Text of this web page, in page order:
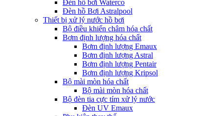
Đèn hồ bơi Waterco
Đèn hồ Bơi Astralpool
Thiết bị xử lý nước hồ bơi
Bộ điều khiển châm hóa chất
Bơm định lượng hóa chất
Bơm định lượng Emaux
Bơm định lượng Astral
Bơm định lượng Pentair
Bơm định lượng Kripsol
Bộ mài mòn hóa chất
Bộ mài mòn hóa chất
Bộ đèn tia cực tím xử lý nước
Đèn UV Emaux